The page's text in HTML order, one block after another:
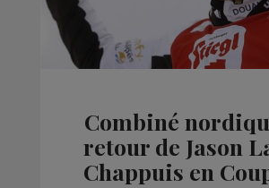
Combiné
retour de Jason
Chappuis en